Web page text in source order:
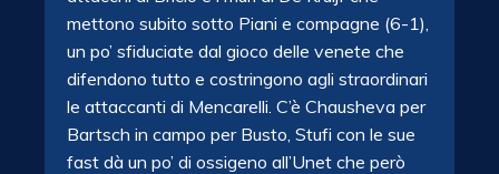
mettono subito sotto Piani e compagne (6-1),
un po’ sfiduciate dal gioco delle venete che
difendono tutto e costringono agli straordinari
le attaccanti di Mencarelli. C’è Chausheva per
Bartsch in campo per Busto, Stufi con le sue
fast dà un po’ di ossigeno all’Unet che però